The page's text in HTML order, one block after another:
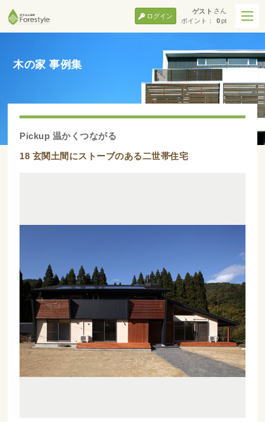
ゲスト さん
ポイント：
0pt
ログイン
木の家 事例集
Pickup 温かくつながる
18 玄関土間にストーブのある二世帯住宅